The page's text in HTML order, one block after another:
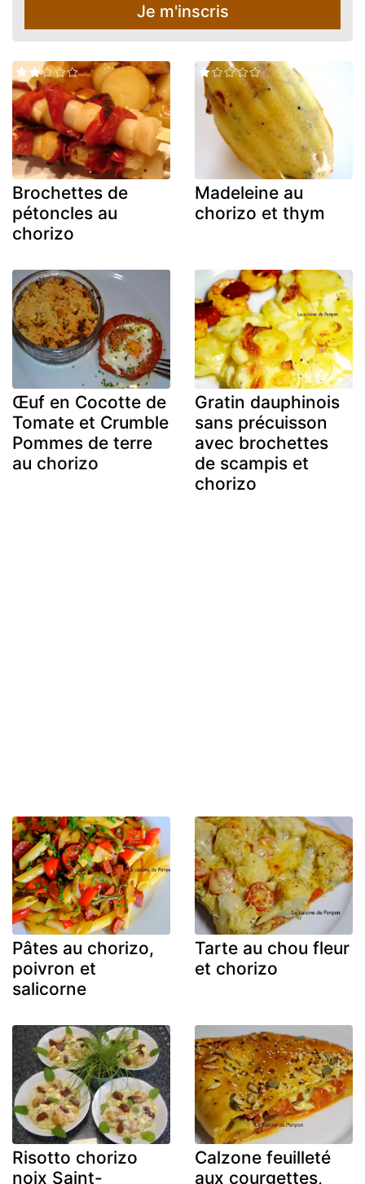
Je m'inscris
Brochettes de
pétoncles au
chorizo
Madeleine au
chorizo et thym
Œuf en Cocotte de
Tomate et Crumble
Pommes de terre
au chorizo
Gratin dauphinois
sans précuisson
avec brochettes
de scampis et
chorizo
Pâtes au chorizo,
poivron et
salicorne
Tarte au chou fleur
et chorizo
Risotto chorizo
noix Saint-
Calzone feuilleté
aux courgettes,